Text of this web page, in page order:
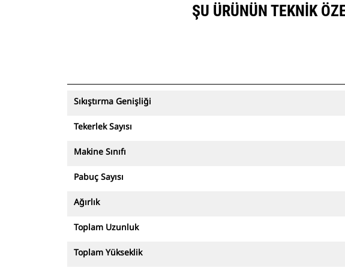
ŞU ÜRÜNÜN TEKNIK
Sıkıştırma Genişliği
Tekerlek Sayısı
Makine Sınıfı
Pabuç Sayısı
Ağırlık
Toplam Uzunluk
Toplam Yükseklik